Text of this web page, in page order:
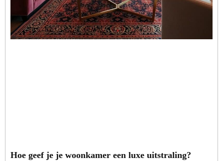
Hoe geef je je woonkamer een luxe uitstraling?